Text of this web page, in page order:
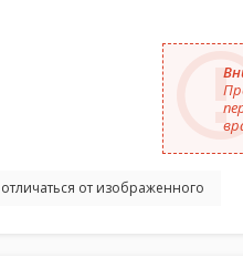
от изображенного